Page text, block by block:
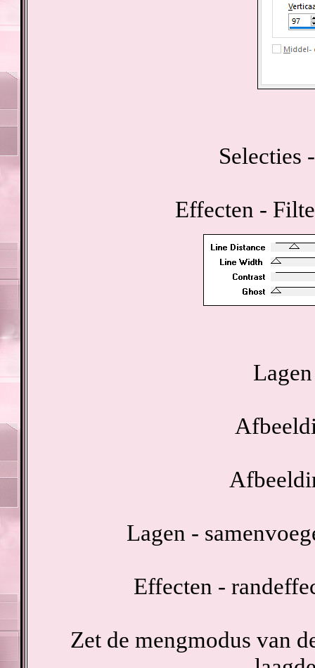
Selecties
Effecten -
Lagen -
Effecten -
Zet de mengmodus van